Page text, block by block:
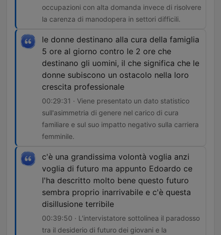
occupazioni con alta domanda invece di risolvere
la carenza di manodopera in settori difficili.
le donne destinano alla cura della famiglia
5 ore al giorno contro le 2 ore che
destinano gli uomini, il che significa che le
donne subiscono un ostacolo nella loro
crescita professionale
00:29:31 · Viene presentato un dato statistico
sull'asimmetria di genere nel carico di cura
familiare e sul suo impatto negativo sulla carriera
femminile.
c'è una grandissima volontà voglia anzi
voglia di futuro ma appunto Edoardo ce
l'ha descritto molto bene questo futuro
sembra proprio inarrivabile e c'è questa
disillusione terribile
00:39:50 · L'intervistatore sottolinea il paradosso
tra il desiderio di futuro dei giovani e la